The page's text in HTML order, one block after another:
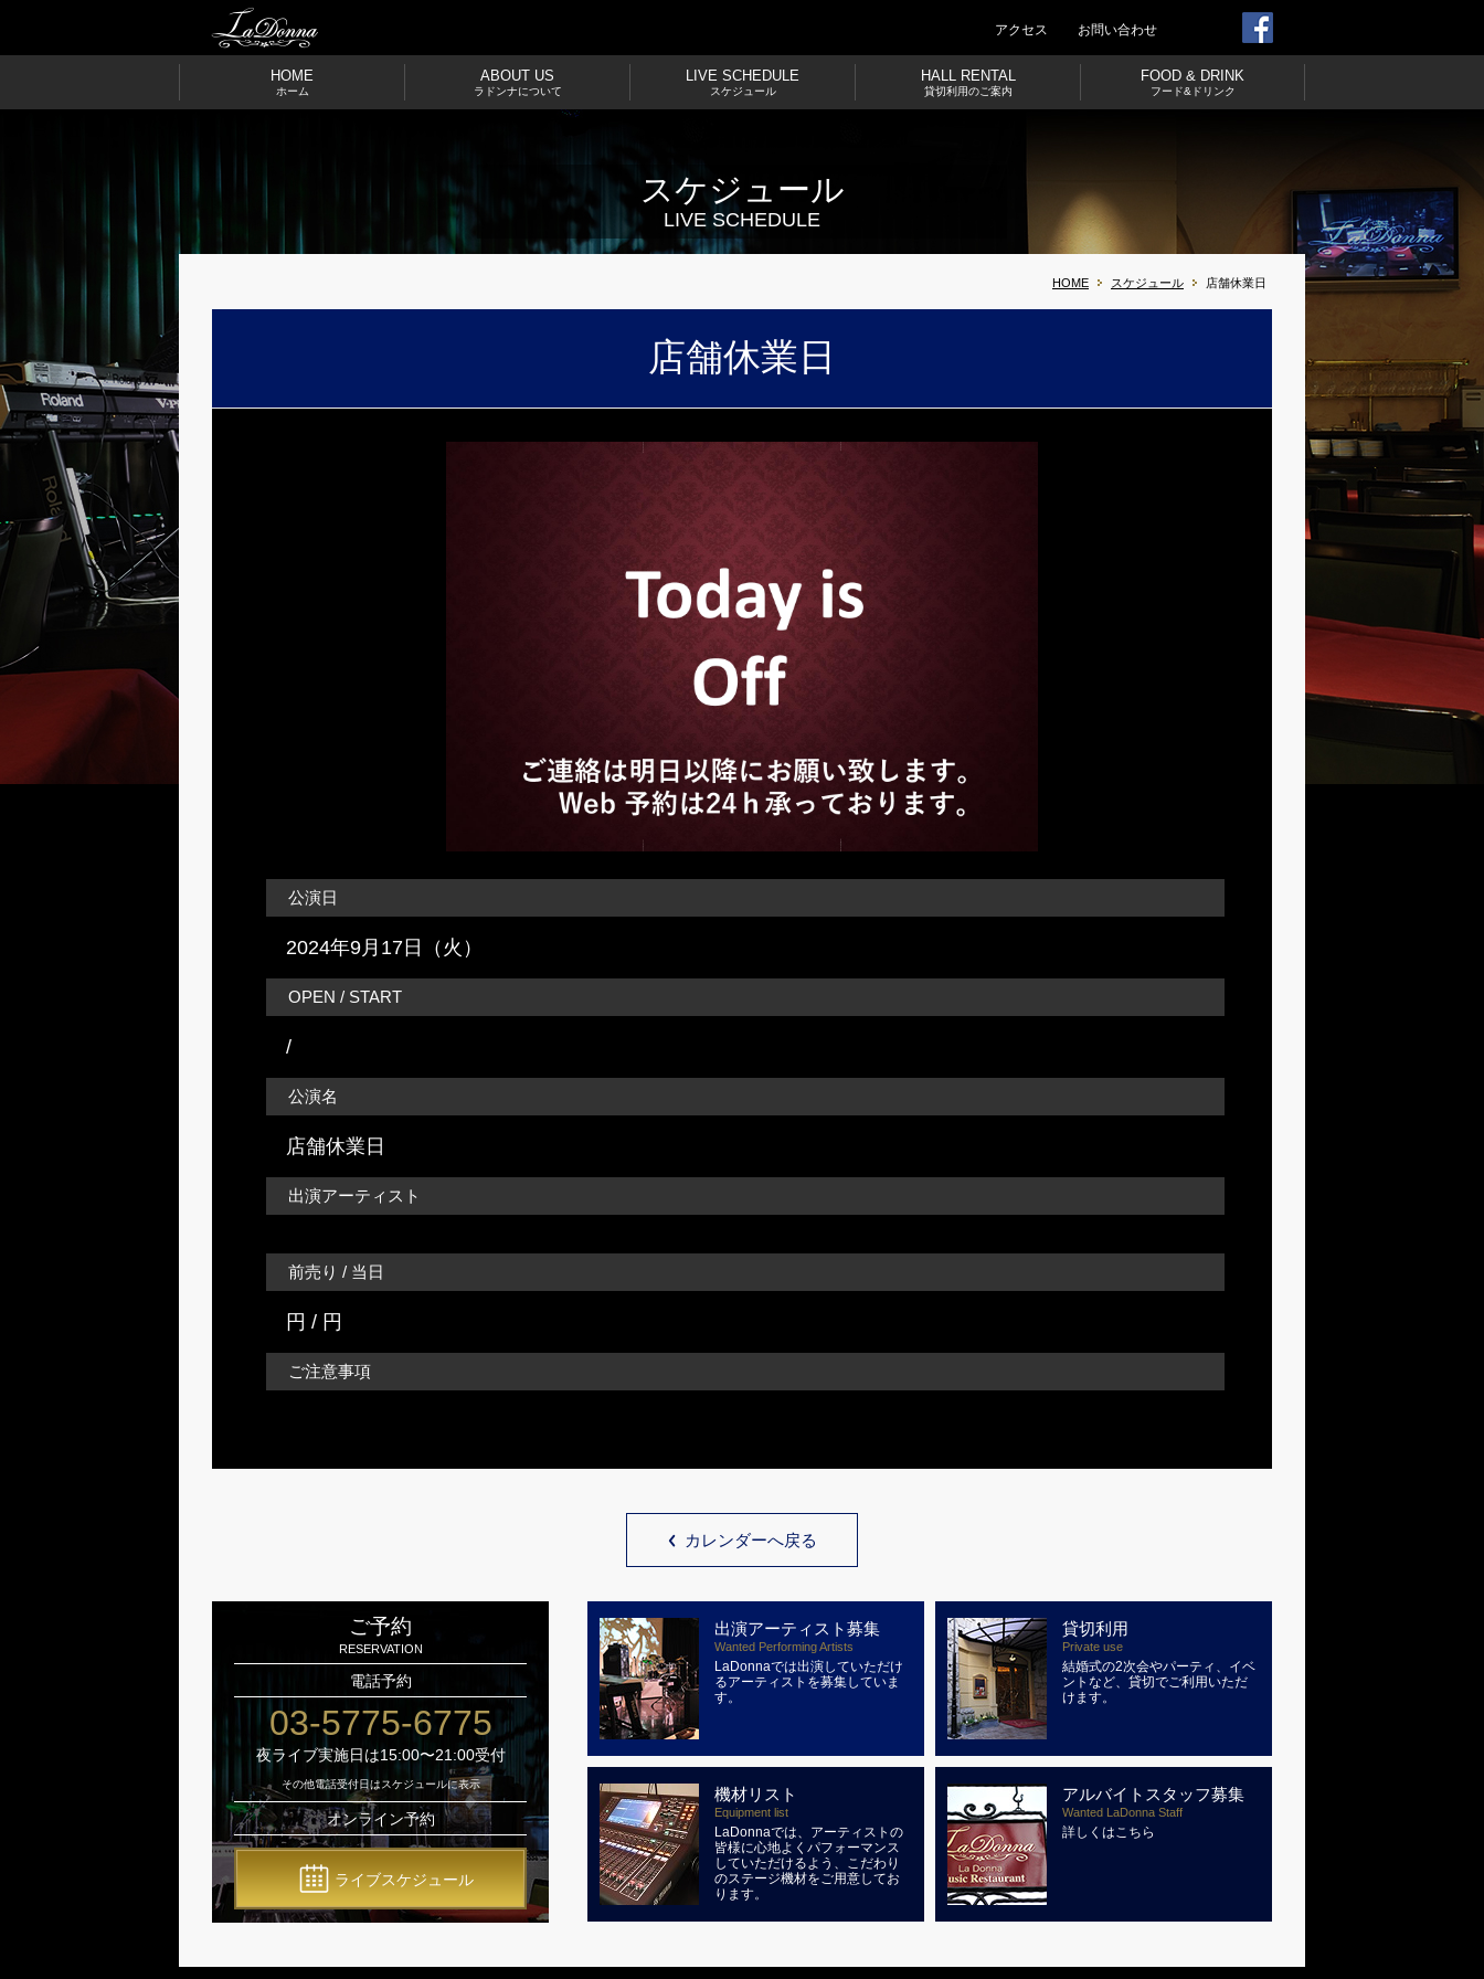
アクセス お問い合わせ
HOME
ホーム
ABOUT US
ラドンナについて
LIVE SCHEDULE
スケジュール
HALL RENTAL
貸切利用のご案内
FOOD & DRINK
フード&ドリンク
スケジュール
LIVE SCHEDULE
HOME スケジュール 店舗休業日
店舗休業日
公演日
2024年9月17日（火）
OPEN / START
/
公演名
店舗休業日
出演アーティスト
前売り / 当日
円 / 円
ご注意事項
カレンダーへ戻る
ご予約
RESERVATION
電話予約
03-5775-6775
夜ライブ実施日は15:00〜21:00受付
その他電話受付日はスケジュールに表示
オンライン予約
ライブスケジュール
出演アーティスト募集
Wanted Performing Artists
LaDonnaでは出演していただけ
るアーティストを募集していま
す。
貸切利用
Private use
結婚式の2次会やパーティ、イベ
ントなど、貸切でご利用いただ
けます。
機材リスト
Equipment list
LaDonnaでは、アーティストの
皆様に心地よくパフォーマンス
していただけるよう、こだわり
のステージ機材をご用意してお
ります。
アルバイトスタッフ募集
Wanted LaDonna Staff
詳しくはこちら